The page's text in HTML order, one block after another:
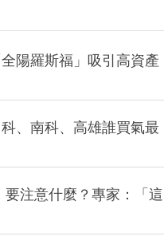
陽羅斯福」吸引高資產
、南科、高雄誰買氣最
注意什麼？專家：「這